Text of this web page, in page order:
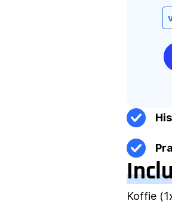
Koffie